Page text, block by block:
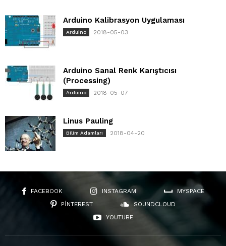
Arduino Kalibrasyon Uygulaması
Arduino 2018-05-03
Arduino Sanal Renk Karıştıcısı
(Processing)
Arduino 2018-05-07
Linus Pauling
Bilim Adamları 2018-04-20
FACEBOOK INSTAGRAM
MYSPACE
PINTEREST
SOUNDCLOUD
YOUTUBE